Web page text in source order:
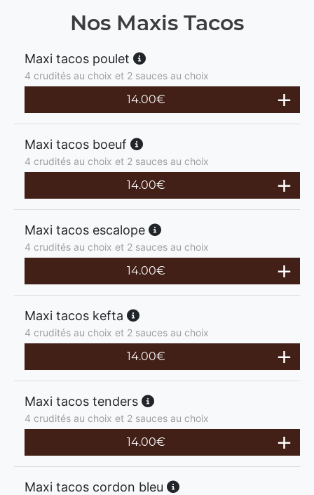
Nos Maxis Tacos
Maxi tacos poulet
4 crudités au choix et 2 sauces au choix
14.00€
Maxi tacos boeuf
4 crudités au choix et 2 sauces au choix
14.00€
Maxi tacos escalope
4 crudités au choix et 2 sauces au choix
14.00€
Maxi tacos kefta
4 crudités au choix et 2 sauces au choix
14.00€
Maxi tacos tenders
4 crudités au choix et 2 sauces au choix
14.00€
Maxi tacos cordon bleu